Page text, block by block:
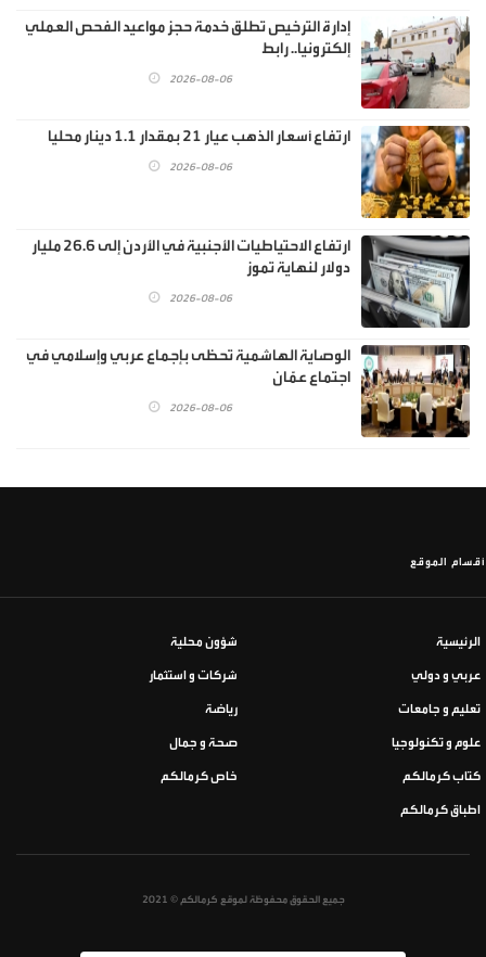
إدارة الترخيص تطلق خدمة حجز مواعيد الفحص العملي
إلكترونيا.. رابط
2026-08-06
ارتفاع أسعار الذهب عيار 21 بمقدار 1.1 دينار محليا
2026-08-06
ارتفاع الاحتياطيات الأجنبية في الأردن إلى 26.6 مليار
دولار لنهاية تموز
2026-08-06
الوصاية الهاشمية تحظى بإجماع عربي وإسلامي في
اجتماع عمّان
2026-08-06
أقسام الموقع
الرئيسية شؤون محلية
عربي و دولي شركات و استثمار
تعليم و جامعات رياضة
علوم و تكنولوجيا صحة و جمال
كتاب كرمالكم خاص كرمالكم
اطباق كرمالكم
جميع الحقوق محفوظة لموقع كرمالكم © 2021